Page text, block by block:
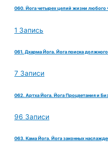
060. Йога четырех целий жизни любого
1 Запись
061. Дхарма Йога. Йога поиска
7 Записи
062. Артха Йога. Йога Процветания и
96 Записи
063. Кама Йога. Йога законных